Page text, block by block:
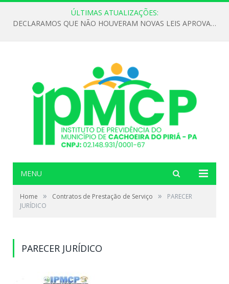
ÚLTIMAS ATUALIZAÇÕES:
DECLARAMOS QUE NÃO HOUVERAM NOVAS LEIS APROVADAS ATÉ O MOMENTO PARA O INSTITUTO DE PREVIDÊNCIA NO ANO DE 2026
MENU
Home » Contratos de Prestação de Serviço »
PARECER
JURÍDICO
PARECER JURÍDICO